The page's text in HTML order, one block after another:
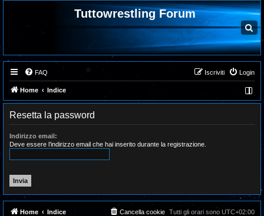
Tuttowrestling Forum
C
e
r
c
a
FAQ Login
Iscriviti
Home Indice
Resetta la password
Indirizzo email:
Deve essere l’indirizzo email che hai inserito durante la registrazione.
Home Indice Tutti gli orari sono UTC+02:00
Cancella cookie